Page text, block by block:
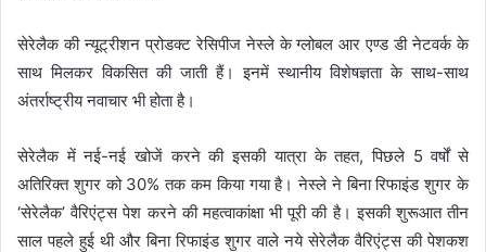
सेरेलैक की न्‍यूट्रीशन प्रोडक्‍ट रेसिपीज नेस्‍ले के ग्‍लोबल आर एण्‍ड डी नेटवर्क के
साथ मिलकर विकसित की जाती हैं। इनमें स्‍थानीय विशेषज्ञता के साथ-साथ
अंतर्राष्‍ट्रीय नवाचार भी होता है।
सेरेलैक में नई-नई खोजें करने की इसकी यात्रा के तहत, पिछले 5 वर्षों से
अतिरिक्‍त शुगर को 30% तक कम किया गया है। नेस्‍ले ने बिना रिफाइंड शुगर के
‘सेरेलैक’ वैरिएंट्स पेश करने की महत्‍वाकांक्षा भी पूरी की है। इसकी शुरूआत तीन
साल पहले हुई थी और बिना रिफाइंड शुगर वाले नये सेरेलैक वैरिएंट्स की पेशकश